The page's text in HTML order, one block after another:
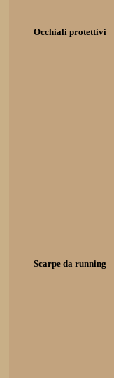
Occhiali protettivi
Scarpe da running